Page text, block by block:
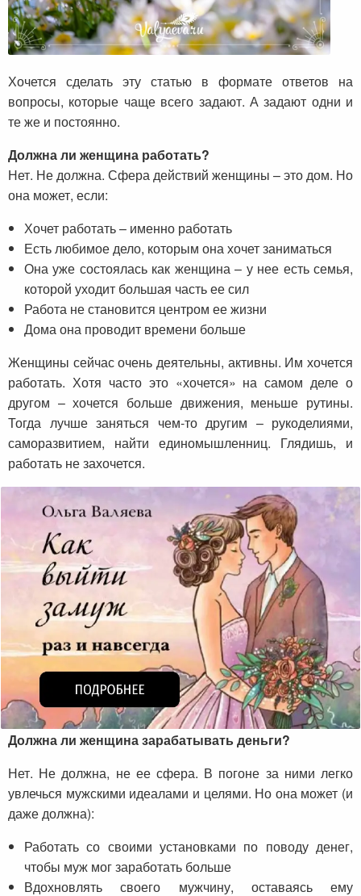
Хочется сделать эту статью в формате ответов на
вопросы, которые чаще всего задают. А задают одни и
те же и постоянно.
Должна ли женщина работать?
Нет. Не должна. Сфера действий женщины – это дом. Но
она может, если:
Хочет работать – именно работать
Есть любимое дело, которым она хочет заниматься
Она уже состоялась как женщина – у нее есть семья,
которой уходит большая часть ее сил
Работа не становится центром ее жизни
Дома она проводит времени больше
Женщины сейчас очень деятельны, активны. Им хочется
работать. Хотя часто это «хочется» на самом деле о
другом – хочется больше движения, меньше рутины.
Тогда лучше заняться чем-то другим – рукоделиями,
саморазвитием, найти единомышленниц. Глядишь, и
работать не захочется.
Должна ли женщина зарабатывать деньги?
Нет. Не должна, не ее сфера. В погоне за ними легко
увлечься мужскими идеалами и целями. Но она может (и
даже должна):
Работать со своими установками по поводу денег,
чтобы муж мог заработать больше
Вдохновлять своего мужчину, оставаясь ему